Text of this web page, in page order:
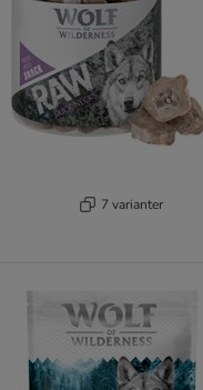
7 varianter